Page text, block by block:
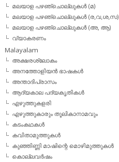
മലയാള പഴഞ്ചൊല്ലുകള്‍ (മ)
മലയാള പഴഞ്ചൊല്ലുകള്‍ (ര,വ,ശ,സ)
മലയാള പഴഞ്ചൊല്ലുകൾ (അ, ആ)
വ്യാകരണം
Malayalam
അക്ഷരശ്ലോകം
അനത്തോളിയന്‍ ഭാഷകള്‍
അന്താദിപ്രാസം
ആദ്യകാല പദ്യകൃതികള്‍
എഴുത്തുകളരി
എഴുത്തുകാരും തൂലികാനാമവും
കടംകഥകള്‍
കവിതാമുത്തുകള്‍
കുഞ്ഞിണ്ണി മാഷിന്റെ മൊഴിമുത്തുകള്‍
കൊല്ലവര്‍ഷം